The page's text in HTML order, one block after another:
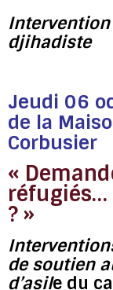
Intervention
djihadiste
Jeudi 06
de la
Corbusier
«
? »
de soutien
d’asile du